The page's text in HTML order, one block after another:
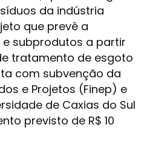
da indústria
que prevê a
subprodutos a partir
tratamento de esgoto
com subvenção da
e Projetos (Finep) e
de Caxias do Sul
previsto de R$ 10